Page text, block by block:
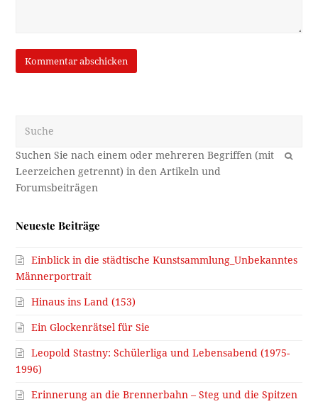
OK
Neueste Beiträge
Einblick in die städtische Kunstsammlung_Unbekanntes
Männerportrait
Hinaus ins Land (153)
Ein Glockenrätsel für Sie
Leopold Stastny: Schülerliga und Lebensabend (1975-
1996)
Erinnerung an die Brennerbahn – Steg und die Spitzen